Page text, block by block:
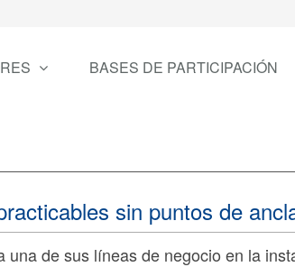
BASES DE PARTICIPACIÓN
sin puntos de
de sus líneas de negocio en la